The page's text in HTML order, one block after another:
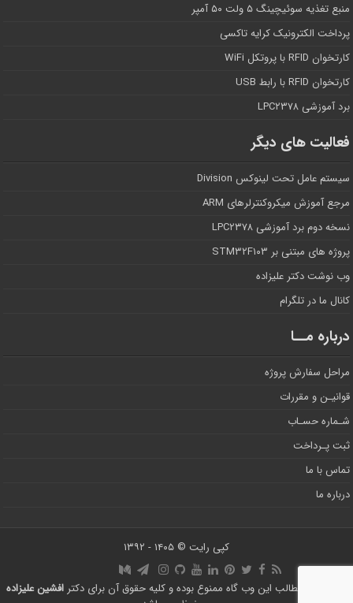
منبع تغذیه سوئیچینگ ۵ ولت ۵۰ آمپر
پرداخت الکترونیک کرایه تاکسی
کارتخوان RFID با پروتکل WiFi
کارتخوان RFID با رابط USB
برد آموزشی LPC۲۳۷۸
فعالیت های دیگر
سیستم عامل تحت لینوکس Division
مرجع آموزش میکروکنترلرهای ARM
نسخه دوم برد آموزشی LPC۲۳۷۸
پروژه های مبتنی بر STM۳۲F۱۰۳
وب نوشت دکتر علیزاده
کانال ما در تلگرام
درباره مــا
مراحل سفارش پروژه
قوانیـن و مقررات
شـماره حسـاب
ثبت پـرداخت
تماس با ما
درباره ما
کپی رایت © ۱۴۰۵ - ۱۳۹۲
استفاده از مطالب این وب گاه ممنوع بوده و کلیه حقوق آن برای دکتر افشین علیزاده